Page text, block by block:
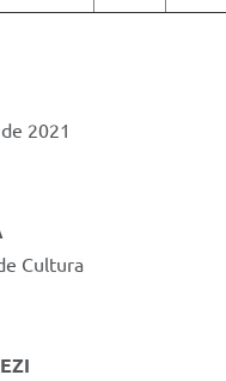
2021
Cultura